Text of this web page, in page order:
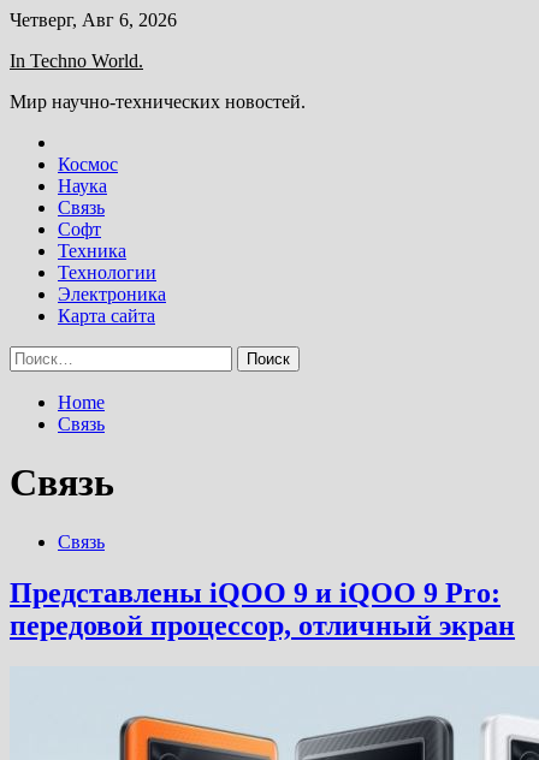
Skip
content
Четверг, Авг 6, 2026
In Techno World.
Мир научно-технических новостей.
Космос
Наука
Связь
Софт
Техника
Технологии
Электроника
Карта сайта
Найти:
Home
Связь
Связь
Связь
Представлены iQOO 9 и iQOO 9 Pro:
передовой процессор, отличный экран